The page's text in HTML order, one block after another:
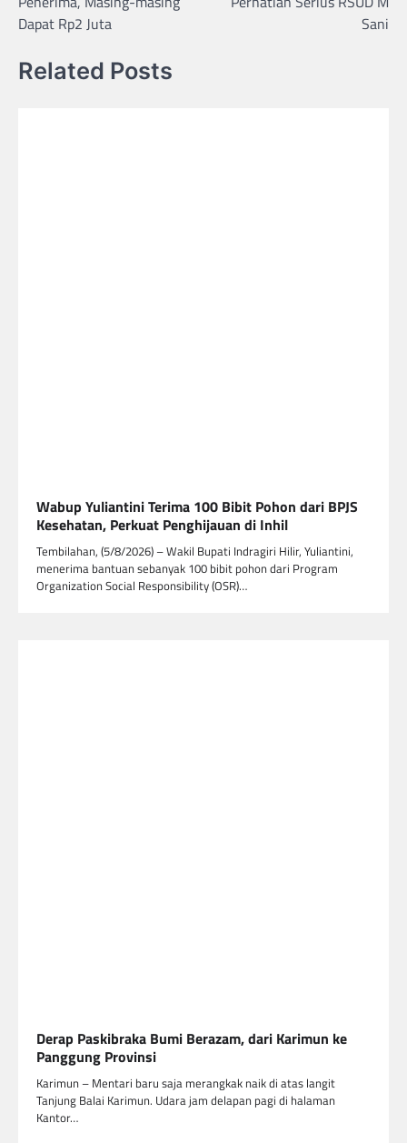
Dapat Rp2 Juta
Sani
Related Posts
Wabup Yuliantini Terima 100 Bibit Pohon dari BPJS
Kesehatan, Perkuat Penghijauan di Inhil
Tembilahan, (5/8/2026) – Wakil Bupati Indragiri Hilir, Yuliantini,
menerima bantuan sebanyak 100 bibit pohon dari Program
Organization Social Responsibility (OSR)…
Derap Paskibraka Bumi Berazam, dari Karimun ke
Panggung Provinsi
Karimun – Mentari baru saja merangkak naik di atas langit
Tanjung Balai Karimun. Udara jam delapan pagi di halaman
Kantor…